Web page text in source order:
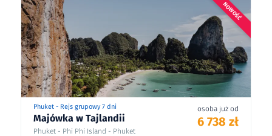
NOWOŚĆ
Phuket - Rejs grupowy 7 dni
Majówka w Tajlandii
Phuket - Phi Phi Island - Phuket
osoba już od
6 738 zł